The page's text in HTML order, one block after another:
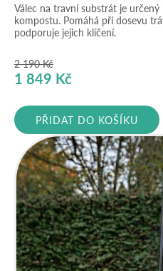
Válec na travní substrát je
kompostu. Pomáhá při dosevu
podporuje jejich klíčení.
2 190Kč
Původní
byla:
2
190 Kč.
1 849 Kč
je:
1
849 Kč.
PŘIDAT DO KOŠÍKU